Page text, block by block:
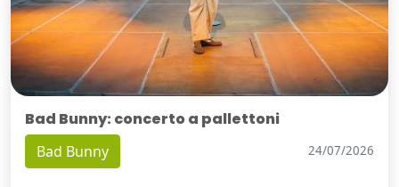
Bad Bunny: concerto a pallettoni
Bad Bunny 24/07/2026